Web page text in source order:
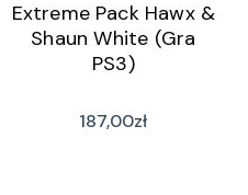
Extreme Pack Hawx &
Shaun White (Gra
PS3)
187,00zł